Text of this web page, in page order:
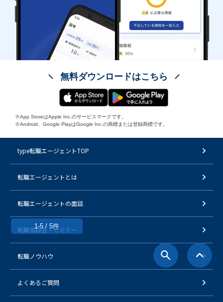
1-5 / 5件
無料ダウンロードはこちら
※App StoreはApple Inc.のサービスマークです。
※Android、Google PlayはGoogle Inc.の商標または登録商標です。
type転職エージェントTOP
転職エージェントとは
転職エージェントの面談
転職相談会・セミナー
転職ノウハウ
よくあるご質問